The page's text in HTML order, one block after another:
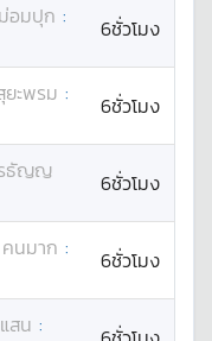
อมปุก :
6ชั่วโมง
ยะพรม :
6ชั่วโมง
ธัญญ
6ชั่วโมง
คนมาก :
6ชั่วโมง
สน :